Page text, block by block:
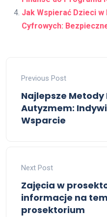
Jak Wspierać Dzieci
Cyfrowych:
Previous Post
Najlepsze Metody
Autyzmem:
Wsparcie
Next Post
Zajęcia w
informacje na
prosektorium